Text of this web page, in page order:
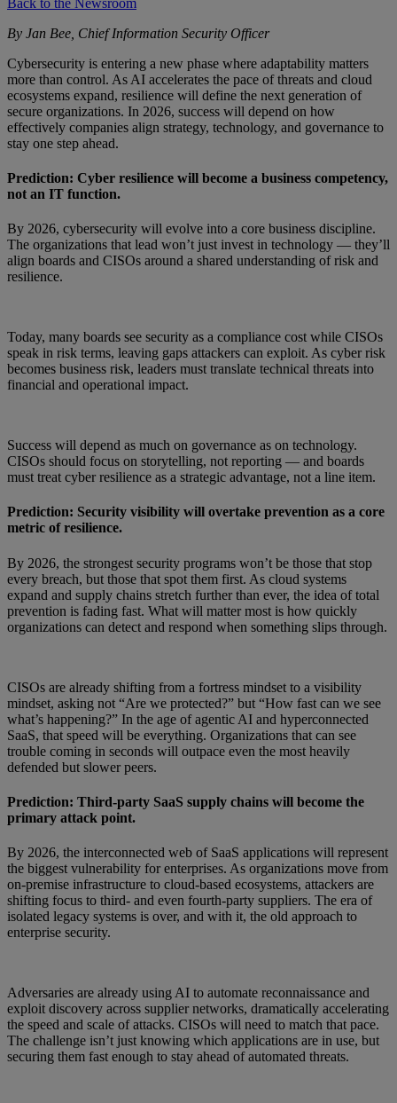
By Jan Bee, Chief Information Security Officer
Cybersecurity is entering a new phase where adaptability matters
more than control. As AI accelerates the pace of threats and cloud
ecosystems expand, resilience will define the next generation of
secure organizations. In 2026, success will depend on how
effectively companies align strategy, technology, and governance to
stay one step ahead.
Prediction: Cyber resilience will become a business competency,
not an IT function.
By 2026, cybersecurity will evolve into a core business discipline.
The organizations that lead won’t just invest in technology — they’ll
align boards and CISOs around a shared understanding of risk and
resilience.
Today, many boards see security as a compliance cost while CISOs
speak in risk terms, leaving gaps attackers can exploit. As cyber risk
becomes business risk, leaders must translate technical threats into
financial and operational impact.
Success will depend as much on governance as on technology.
CISOs should focus on storytelling, not reporting — and boards
must treat cyber resilience as a strategic advantage, not a line item.
Prediction: Security visibility will overtake prevention as a core
metric of resilience.
By 2026, the strongest security programs won’t be those that stop
every breach, but those that spot them first. As cloud systems
expand and supply chains stretch further than ever, the idea of total
prevention is fading fast. What will matter most is how quickly
organizations can detect and respond when something slips through.
CISOs are already shifting from a fortress mindset to a visibility
mindset, asking not “Are we protected?” but “How fast can we see
what’s happening?” In the age of agentic AI and hyperconnected
SaaS, that speed will be everything. Organizations that can see
trouble coming in seconds will outpace even the most heavily
defended but slower peers.
Prediction: Third-party SaaS supply chains will become the
primary attack point.
By 2026, the interconnected web of SaaS applications will represent
the biggest vulnerability for enterprises. As organizations move from
on-premise infrastructure to cloud-based ecosystems, attackers are
shifting focus to third- and even fourth-party suppliers. The era of
isolated legacy systems is over, and with it, the old approach to
enterprise security.
Adversaries are already using AI to automate reconnaissance and
exploit discovery across supplier networks, dramatically accelerating
the speed and scale of attacks. CISOs will need to match that pace.
The challenge isn’t just knowing which applications are in use, but
securing them fast enough to stay ahead of automated threats.